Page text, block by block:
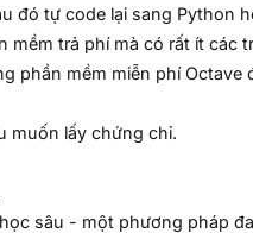
đó tự code lại sang Python
trả phí mà có rất ít các
phần mềm miễn phí Octave
muốn lấy chứng chỉ.
sâu - một phương pháp